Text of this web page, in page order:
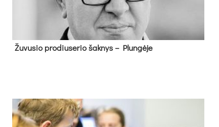
Žu­vu­sio pro­diu­se­rio šak­nys – Plun­gė­je